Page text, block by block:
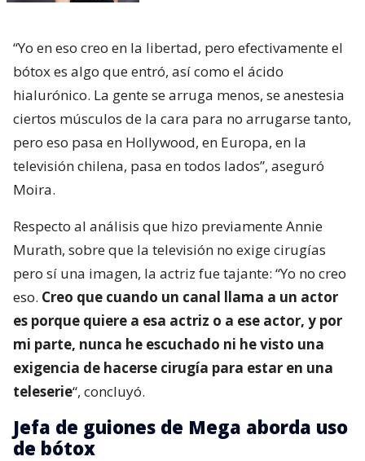
“Yo en eso creo en la libertad, pero efectivamente el
bótox es algo que entró, así como el ácido
hialurónico. La gente se arruga menos, se anestesia
ciertos músculos de la cara para no arrugarse tanto,
pero eso pasa en Hollywood, en Europa, en la
televisión chilena, pasa en todos lados”, aseguró
Moira.
Respecto al análisis que hizo previamente Annie
Murath, sobre que la televisión no exige cirugías
pero sí una imagen, la actriz fue tajante: “Yo no creo
eso. Creo que cuando un canal llama a un actor
es porque quiere a esa actriz o a ese actor, y por
mi parte, nunca he escuchado ni he visto una
exigencia de hacerse cirugía para estar en una
teleserie“, concluyó.
Jefa de guiones de Mega aborda uso
de bótox